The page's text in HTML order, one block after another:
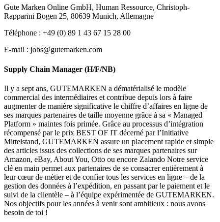
Gute Marken Online GmbH, Human Ressource, Christoph-
Rapparini Bogen 25, 80639 Munich, Allemagne
Téléphone : +49 (0) 89 1 43 67 15 28 00
E-mail : jobs@gutemarken.com
Supply Chain Manager (H/F/NB)
Il y a sept ans, GUTEMARKEN a dématérialisé le modèle
commercial des intermédiaires et contribue depuis lors à faire
augmenter de manière significative le chiffre d’affaires en ligne de
ses marques partenaires de taille moyenne grâce à sa « Managed
Platform » maintes fois primée. Grâce au processus d’intégration
récompensé par le prix BEST OF IT décerné par l’Initiative
Mittelstand, GUTEMARKEN assure un placement rapide et simple
des articles issus des collections de ses marques partenaires sur
Amazon, eBay, About You, Otto ou encore Zalando Notre service
clé en main permet aux partenaires de se consacrer entièrement à
leur cœur de métier et de confier tous les services en ligne – de la
gestion des données à l’expédition, en passant par le paiement et le
suivi de la clientèle – à l’équipe expérimentée de GUTEMARKEN.
Nos objectifs pour les années à venir sont ambitieux : nous avons
besoin de toi !